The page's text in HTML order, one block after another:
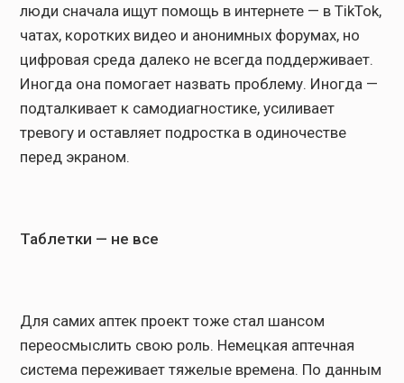
люди сначала ищут помощь в интернете — в TikTok,
чатах, коротких видео и анонимных форумах, но
цифровая среда далеко не всегда поддерживает.
Иногда она помогает назвать проблему. Иногда —
подталкивает к самодиагностике, усиливает
тревогу и оставляет подростка в одиночестве
перед экраном.
Таблетки — не все
Для самих аптек проект тоже стал шансом
переосмыслить свою роль. Немецкая аптечная
система переживает тяжелые времена. По данным